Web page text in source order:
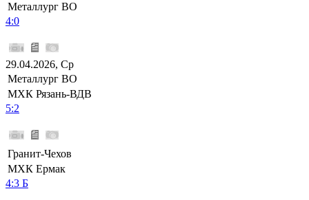
Металлург ВО
4:0
29.04.2026, Ср
Металлург ВО
МХК Рязань-ВДВ
5:2
Гранит-Чехов
МХК Ермак
4:3 Б